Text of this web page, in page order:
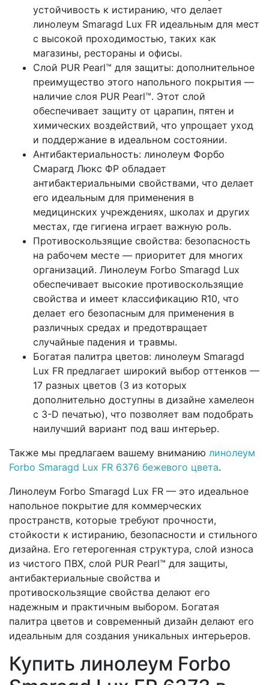
устойчивость к истиранию, что делает
линолеум Smaragd Lux FR идеальным для мест
с высокой проходимостью, таких как
магазины, рестораны и офисы.
Слой PUR Pearl™ для защиты: дополнительное
преимущество этого напольного покрытия —
наличие слоя PUR Pearl™. Этот слой
обеспечивает защиту от царапин, пятен и
химических воздействий, что упрощает уход
и поддержание в идеальном состоянии.
Антибактериальность: линолеум Форбо
Смарагд Люкс ФР обладает
антибактериальными свойствами, что делает
его идеальным для применения в
медицинских учреждениях, школах и других
местах, где гигиена играет важную роль.
Противоскользящие свойства: безопасность
на рабочем месте — приоритет для многих
организаций. Линолеум Forbo Smaragd Lux
обеспечивает высокие противоскользящие
свойства и имеет классификацию R10, что
делает его безопасным для применения в
различных средах и предотвращает
случайные падения и травмы.
Богатая палитра цветов: линолеум Smaragd
Lux FR предлагает широкий выбор оттенков —
17 разных цветов (3 из которых
дополнительно доступны в дизайне хамелеон
с 3-D печатью), что позволяет вам подобрать
наилучший вариант под ваш интерьер.
Также мы предлагаем вашему вниманию линолеум
Forbo Smaragd Lux FR 6376 бежевого цвета.
Линолеум Forbo Smaragd Lux FR — это идеальное
напольное покрытие для коммерческих
пространств, которые требуют прочности,
стойкости к истиранию, безопасности и стильного
дизайна. Его гетерогенная структура, слой износа
из чистого ПВХ, слой PUR Pearl™ для защиты,
антибактериальные свойства и
противоскользящие свойства делают его
надежным и практичным выбором. Богатая
палитра цветов и современный дизайн делают его
идеальным для создания уникальных интерьеров.
Купить линолеум Forbo